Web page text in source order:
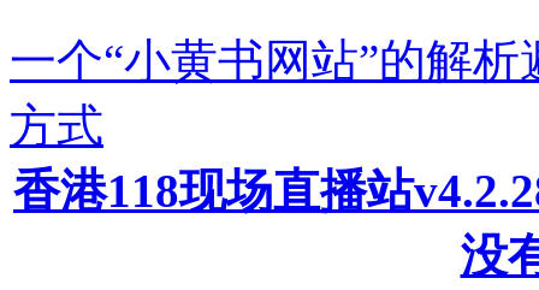
一个“小黄书网站”的解
方式
香港118现场直播站
没